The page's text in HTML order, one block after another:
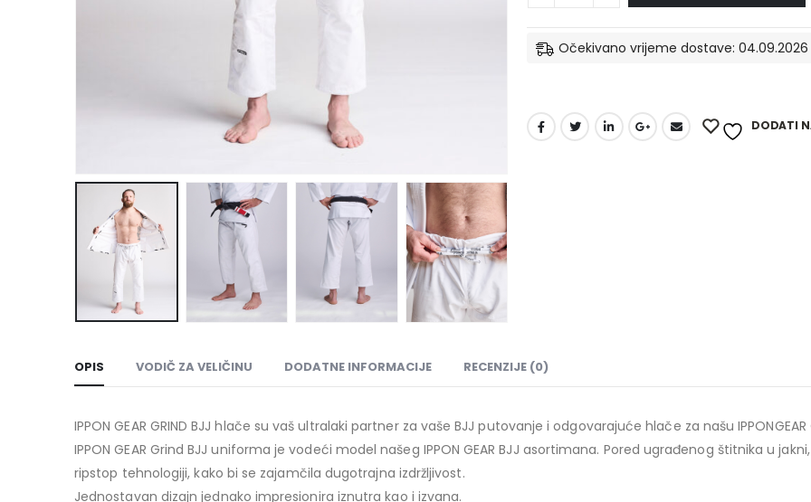
Očekivano vrijeme dostave:
DODATI
OPIS VODIČ ZA VELIČINU DODATNE INFORMACIJE RECENZIJE (0)
IPPON GEAR GRIND BJJ hlače su vaš ultralaki partner za vaše BJJ putovanje i odgovarajuće hlače za našu IPPONGEAR
IPPON GEAR Grind BJJ uniforma je vodeći model našeg IPPON GEAR BJJ asortimana. Pored ugrađenog štitnika u
ripstop tehnologiji, kako bi se zajamčila dugotrajna izdržljivost.
Jednostavan dizajn jednako impresionira iznutra kao i izvana.